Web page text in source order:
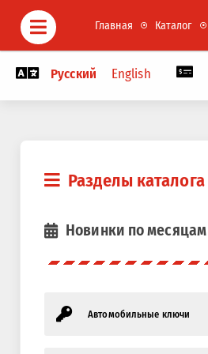
Главная Каталог
Русский English
Разделы каталога
Новинки по месяцам
Автомобильные ключи